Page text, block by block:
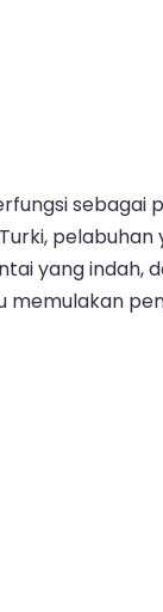
yang